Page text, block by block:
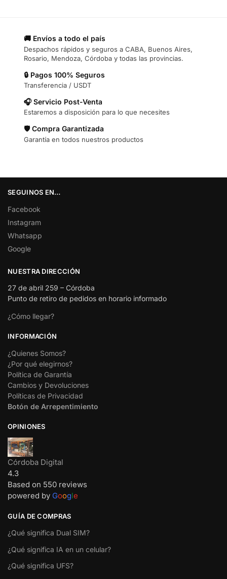
🚚 Envíos a todo el país
Despachos rápidos y seguros a CABA, Buenos Aires,
Rosario, Mendoza, Córdoba y todas las provincias.
🔒 Pagos 100% Seguros
Transferencia / USDT
🎧 Servicio Post-Venta
Estaremos a disposición para lo que necesites
🛡️ Compra Garantizada
Garantía en todos nuestros productos
SEGUINOS EN…
Facebook
Instagram
Whatsapp
Google
NUESTRA DIRECCIÓN
27 de abril 259 – Córdoba
Punto de retiro de pedidos en horario informado
¿Cómo llegar?
INFORMACIÓN
¿Quienes Somos?
¿Por qué elegirnos?
Política de Garantía
Cambios y Devoluciones
Políticas de Privacidad
Botón de Arrepentimiento
OPINIONES
Córdoba Digital
4.3
Based on 550 reviews
powered by Google
GUÍA DE COMPRAS
¿Qué significa Dual SIM?
¿Qué significa IA en un celular?
¿Qué significa UFS?